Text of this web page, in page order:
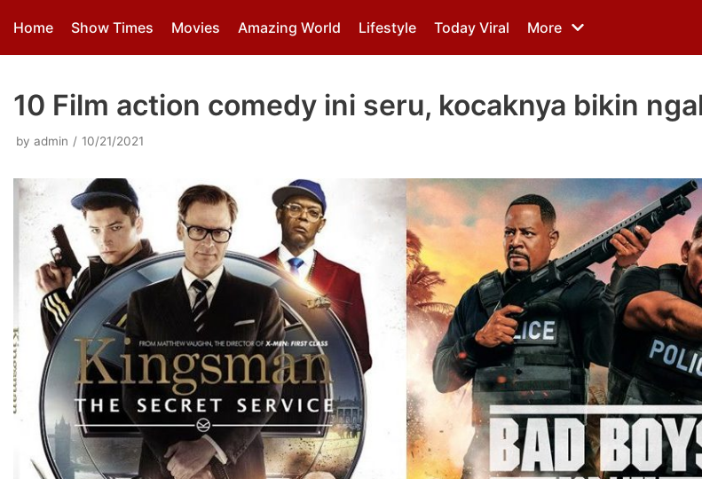
Skip
Home Show Times Movies Amazing World Lifestyle Today Viral More
10 Film action comedy ini seru, kocaknya bikin
by admin 10/21/2021